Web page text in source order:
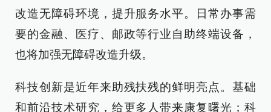
改造无障碍环境，提升服务水平。日常办事需
要的金融、医疗、邮政等行业自助终端设备，
也将加强无障碍改造升级。
科技创新是近年来助残扶残的鲜明亮点。基础
和前沿技术研究，给更多人带来康复曙光；科